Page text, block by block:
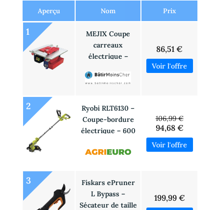
Aperçu Nom Prix
1
MEJIX Coupe
carreaux
électrique –
86,51 €
2
Ryobi RLT6130 –
Coupe-bordure
électrique – 600
106,99 €
94,68 €
3
Fiskars ePruner
L Bypass –
Sécateur de taille
199,99 €